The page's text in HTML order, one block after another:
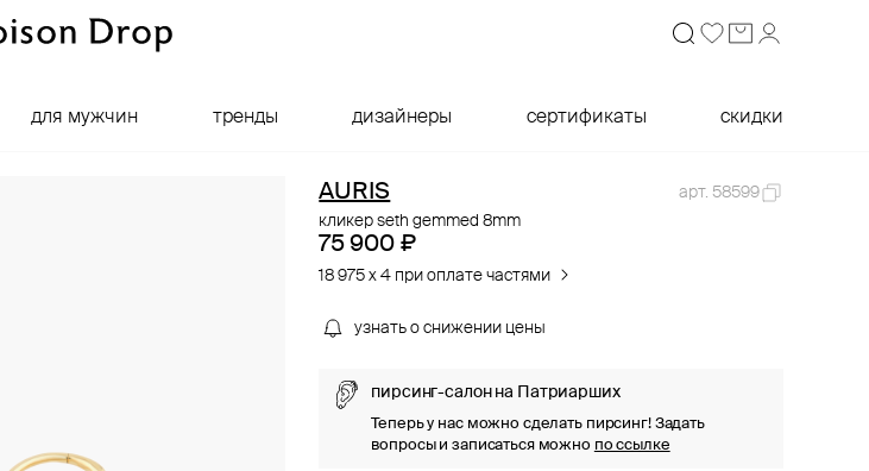
для мужчин тренды дизайнеры сертификаты скидки
AURIS
арт. 58599
кликер seth gemmed 8mm
75 900 ₽
18 975 x 4 при оплате частями
узнать о снижении цены
пирсинг-салон на Патриарших
Теперь у нас можно сделать пирсинг! Задать
вопросы и записаться можно по ссылке